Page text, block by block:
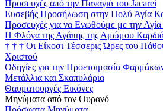
Προσευχές από την Παναγιά του Jacarei
Ευσεβής Προσήλωση στην Πολύ Άγία
Προσευχές για να Ενωθούμε με την
Η Φλόγα της Αγάπης της Αμώμου
† † † Οι Είκοσι Τέσσερις Ώρες του
Χριστού
Οδηγίες για την Προετοιμασία
Μετάλλια και Σκαπυλάρια
Θαυματουργές Εικόνες
Μηνύματα από τον Ουρανό